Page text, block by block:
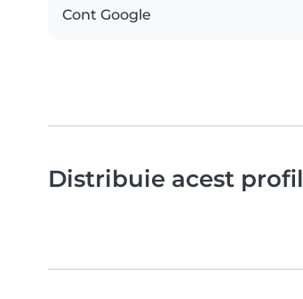
Cont Google
Distribuie acest profil